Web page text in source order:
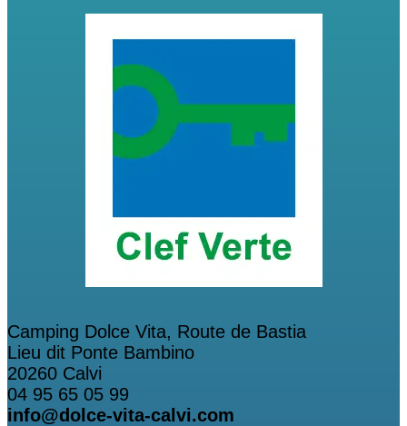
Camping Dolce Vita, Route de Bastia
Lieu dit Ponte Bambino
20260 Calvi
04 95 65 05 99
info@dolce-vita-calvi.com